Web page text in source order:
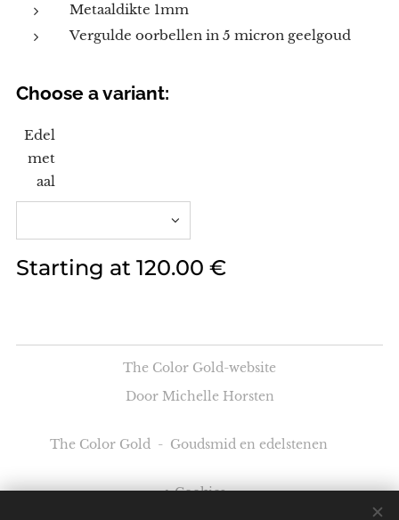
Metaaldikte 1mm
Vergulde oorbellen in 5 micron geelgoud
Choose a variant:
Edel
met
aal
Starting at 120.00 €
The Color Gold-website
Door Michelle Horsten
The Color Gold - Goudsmid en edelstenen
Cookies